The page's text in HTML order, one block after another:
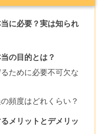
に必要？実は知られ
の目的とは？
ために必要不可欠な
頻度はどれくらい？
メリットとデメリッ